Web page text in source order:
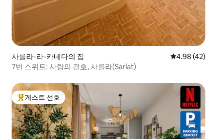
사를라-라-카네다의 집 평점 4.98점(5
4.98 (42)
7번 스위트: 사랑의 괄호, 사를라(Sarlat)
상위 게스트 선호
게스트 선호